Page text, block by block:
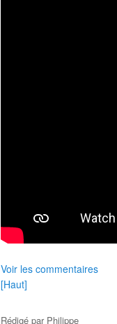
Voir les commentaires
[Haut]
Rédigé par Philippe